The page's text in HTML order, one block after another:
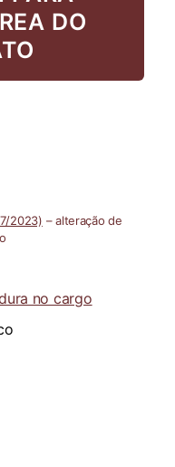
DO
2023) – alteração de
no cargo